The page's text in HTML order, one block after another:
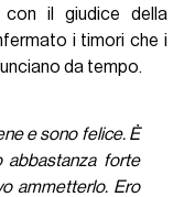
il giudice della
i timori che i
da tempo.
e sono felice. È
abbastanza forte
ammetterlo. Ero